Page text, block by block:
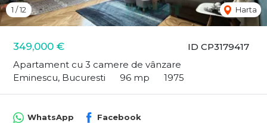
ID CP3179417
349,000 €
Apartament cu 3 camere de vânzare
Eminescu, Bucuresti
96 mp 1975
1 /12 Harta
WhatsApp Facebook